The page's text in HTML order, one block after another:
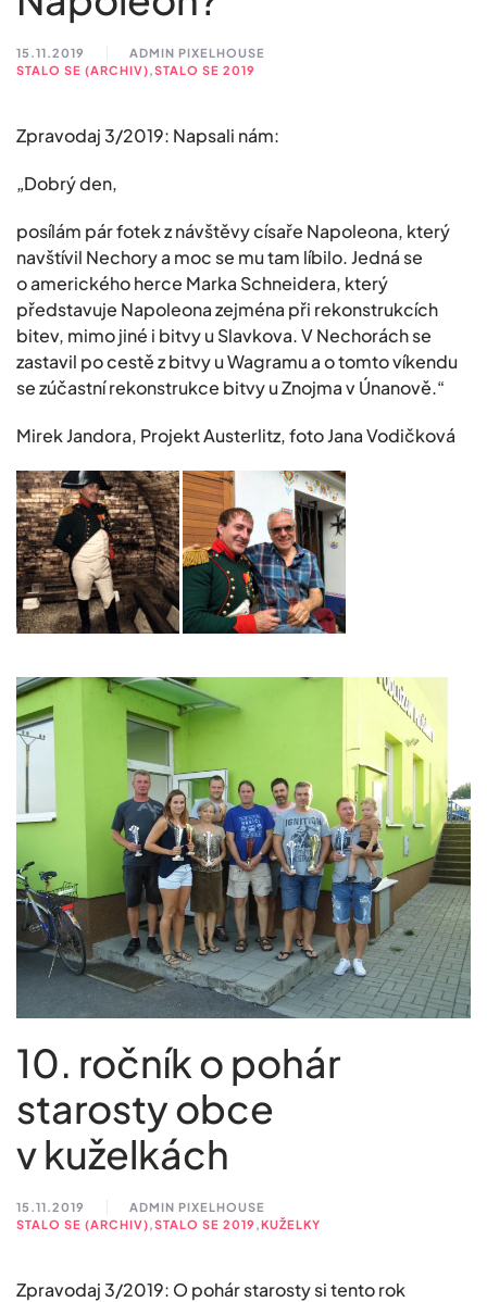
15.11.2019
ADMIN PIXELHOUSE
STALO SE (ARCHIV),STALO SE 2019
Zpravodaj 3/2019: Napsali nám:
„Dobrý den,
posílám pár fotek z návštěvy císaře Napoleona, který
navštívil Nechory a moc se mu tam líbilo. Jedná se
o amerického herce Marka Schneidera, který
představuje Napoleona zejména při rekonstrukcích
bitev, mimo jiné i bitvy u Slavkova. V Nechorách se
zastavil po cestě z bitvy u Wagramu a o tomto víkendu
se zúčastní rekonstrukce bitvy u Znojma v Únanově.“
Mirek Jandora, Projekt Austerlitz, foto Jana Vodičková
10. ročník o pohár
starosty obce
v kuželkách
15.11.2019
ADMIN PIXELHOUSE
STALO SE (ARCHIV),STALO SE 2019 ,KUŽELKY
Zpravodaj 3/2019: O pohár starosty si tento rok